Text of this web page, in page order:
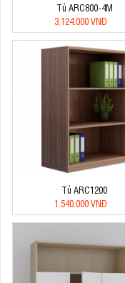
Tủ ARC800-4M
3.124.000 VNĐ
Tủ ARC1200
1.540.000 VNĐ